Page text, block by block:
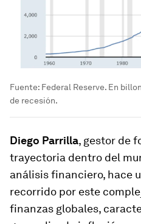
Fuente: Federal Reserve. En
de recesión.
Diego Parrilla, gestor de
trayectoria dentro del
análisis financiero, hace
recorrido por este
finanzas globales,